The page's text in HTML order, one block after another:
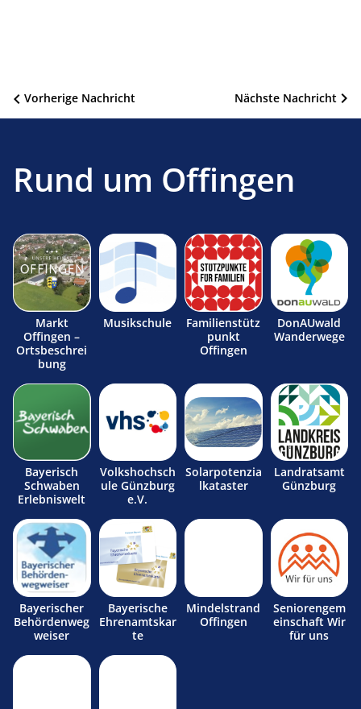
Beitragsnavigation Nächste Nachricht
Vorherige Nachricht
Rund um Offingen
Markt
Offingen –
Ortsbeschrei
bung
Musikschule
Familienstütz
punkt
Offingen
DonAUwald
Wanderwege
Bayerisch
Schwaben
Erlebniswelt
Volkshochsch
ule Günzburg
e.V.
Solarpotenzia
lkataster
Landratsamt
Günzburg
Bayerischer
Behördenweg
weiser
Bayerische
Ehrenamtskar
te
Mindelstrand
Offingen
Seniorengem
einschaft Wir
für uns